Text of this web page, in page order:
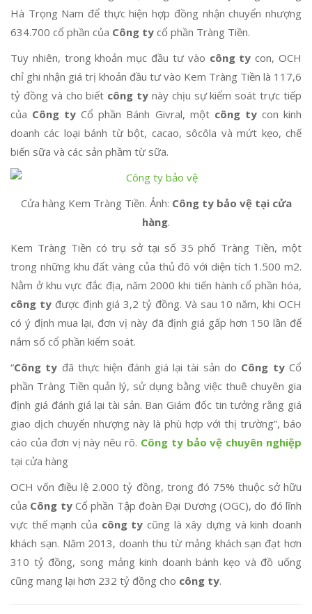
Hà Trọng Nam để thực hiện hợp đồng nhận chuyển nhượng
634.700 cổ phần của Công ty cổ phần Tràng Tiền.
Tuy nhiên, trong khoản mục đầu tư vào công ty con, OCH
chỉ ghi nhận giá trị khoản đầu tư vào Kem Tràng Tiền là 117,6
tỷ đồng và cho biết công ty này chịu sự kiểm soát trực tiếp
của Công ty Cổ phần Bánh Givral, một công tycon kinh
doanh các loại bánh từ bột, cacao, sôcôla và mứt kẹo, chế
biến sữa và các sản phầm từ sữa.
Cửa hàng Kem Tràng Tiền. Ảnh: Công ty bảo vệ tại cửa
hàng.
Kem Tràng Tiền có trụ sở tại số 35 phố Tràng Tiền, một
trong những khu đất vàng của thủ đô với diện tích 1.500 m2.
Nằm ở khu vực đắc địa, năm 2000 khi tiến hành cổ phần hóa,
công tyđược định giá 3,2 tỷ đồng. Và sau 10 năm, khi OCH
có ý định mua lại, đơn vị này đã định giá gấp hơn 150 lần để
nắm số cổ phần kiểm soát.
“Công ty đã thực hiện đánh giá lại tài sản do Công tyCổ
phần Tràng Tiền quản lý, sử dụng bằng việc thuê chuyên gia
định giá đánh giá lại tài sản. Ban Giám đốc tin tưởng rằng giá
giao dịch chuyển nhượng này là phù hợp với thị trường”, báo
cáo của đơn vị này nêu rõ. Công ty bảo vệ chuyên nghiệp
tại cửa hàng
OCH vốn điều lệ 2.000 tỷ đồng, trong đó 75% thuộc sở hữu
của Công tyCổ phần Tập đoàn Đại Dương (OGC), do đó lĩnh
vực thế mạnh của công ty cũng là xây dựng và kinh doanh
khách sạn. Năm 2013, doanh thu từ mảng khách sạn đạt hơn
310 tỷ đồng, song mảng kinh doanh bánh kẹo và đồ uống
cũng mang lại hơn 232 tỷ đồng cho công ty.